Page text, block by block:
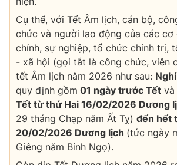
® Cấm sao chép dưới mọi hình thức nếu
thuận bằng văn bản. Ghi rõ nguồn VTV.vn
thông tin từ website này.
Cụ thể, với Tết Âm lịch, cán bộ,
chức và người lao động của các cơ
chính, sự nghiệp, tổ chức chính trị,
- xã hội (gọi tắt là công chức, viên
tết Âm lịch năm 2026 như sau:
quy định gồm 01 ngày trước Tết và
Tết từ thứ Hai 16/02/2026 Dương
29 tháng Chạp năm Ất Tỵ) đến hết
20/02/2026 Dương lịch (tức ngày
Giêng năm Bính Ngọ).